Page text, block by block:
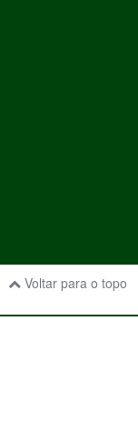
Voltar para o topo